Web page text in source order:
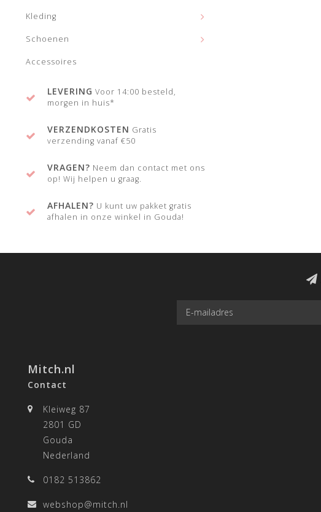
Kleding
Schoenen
Accessoires
LEVERING Voor 14:00 besteld,
morgen in huis*
VERZENDKOSTEN Gratis
verzending vanaf €50
VRAGEN? Neem dan contact met ons
op! Wij helpen u graag.
AFHALEN? U kunt uw pakket gratis
afhalen in onze winkel in Gouda!
Mitch.nl
Contact
Kleiweg 87
2801 GD
Gouda
Nederland
0182 513862
webshop@mitch.nl